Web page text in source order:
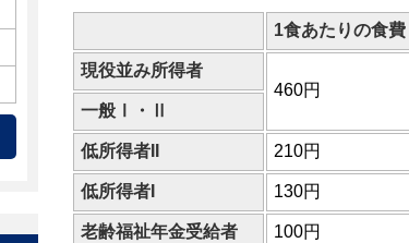
1食あたりの食費
現役並み所得者
460円
一般Ⅰ・Ⅱ
低所得者II 210円
低所得者I 130円
老齢福祉年金受給者 100円